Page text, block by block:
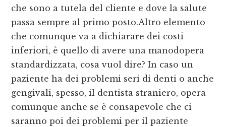
che sono a tutela del cliente e dove la salute
passa sempre al primo posto.Altro elemento
che comunque va a dichiarare dei costi
inferiori, è quello di avere una manodopera
standardizzata, cosa vuol dire? In caso un
paziente ha dei problemi seri di denti o anche
gengivali, spesso, il dentista straniero, opera
comunque anche se è consapevole che ci
saranno poi dei problemi per il paziente